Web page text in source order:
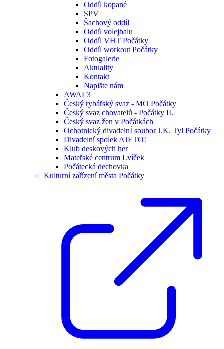
Oddíl kopané
SPV
Šachový oddíl
Oddíl volejbalu
Oddíl VHT Počátky
Oddíl workout Počátky
Fotogalerie
Aktuality
Kontakt
Napište nám
AWAL3
Český rybářský svaz - MO Počátky
Český svaz chovatelů - Počátky II.
Český svaz žen v Počátkách
Ochotnický divadelnÍ soubor J.K. Tyl Počátky
Divadelní spolek AJETO!
Klub deskových her
Mateřské centrum Lvíček
Počátecká dechovka
Kulturní zařízení města Počátky